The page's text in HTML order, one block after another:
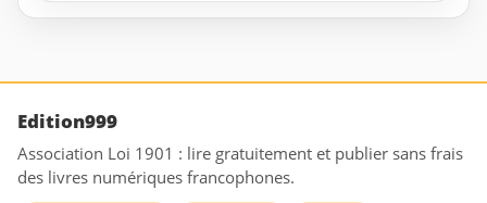
Edition999
Association Loi 1901 : lire gratuitement et publier sans frais
des livres numériques francophones.